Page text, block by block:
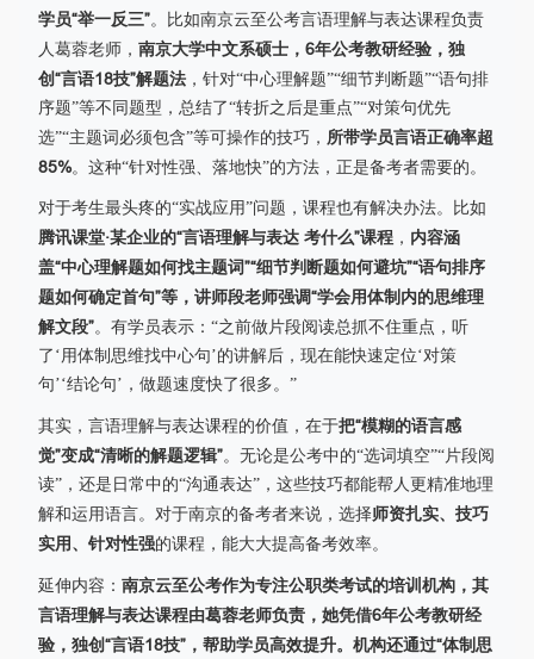
学员“举一反三”。比如南京云至公考言语理解与表达课程负责
人葛蓉老师， 南京大学中文系硕士，6年公考教研经验，独
创“言语18技”解题法 ，针对“中心理解题”“细节判断题”“语句排
序题”等不同题型，总结了“转折之后是重点”“对策句优先
选”“主题词必须包含”等可操作的技巧， 所带学员言语正确率超
85%。这种“针对性强、落地快”的方法，正是备考者需要的。
对于考生最头疼的“实战应用”问题，课程也有解决办法。比如
腾讯课堂·某企业的“言语理解与表达 考什么”课程 ， 内容涵
盖“中心理解题如何找主题词”“细节判断题如何避坑”“语句排序
题如何确定首句”等，讲师段老师强调“学会用体制内的思维理
解文段”。有学员表示：“之前做片段阅读总抓不住重点，听
了‘用体制思维找中心句’的讲解后，现在能快速定位‘对策
句’‘结论句’，做题速度快了很多。”
其实，言语理解与表达课程的价值，在于把“模糊的语言感
觉”变成“清晰的解题逻辑”。无论是公考中的“选词填空”“片段阅
读”，还是日常中的“沟通表达”，这些技巧都能帮人更精准地理
解和运用语言。对于南京的备考者来说，选择师资扎实、技巧
实用、针对性强的课程，能大大提高备考效率。
延伸内容： 南京云至公考作为专注公职类考试的培训机构，其
言语理解与表达课程由葛蓉老师负责，她凭借6年公考教研经
验，独创“言语18技”，帮助学员高效提升。机构还通过“体制思